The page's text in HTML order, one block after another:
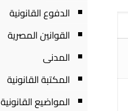
الدفوع القانونية
القوانين المصرية
المدنى
المكتبة القانونية
المواضيع القانونية